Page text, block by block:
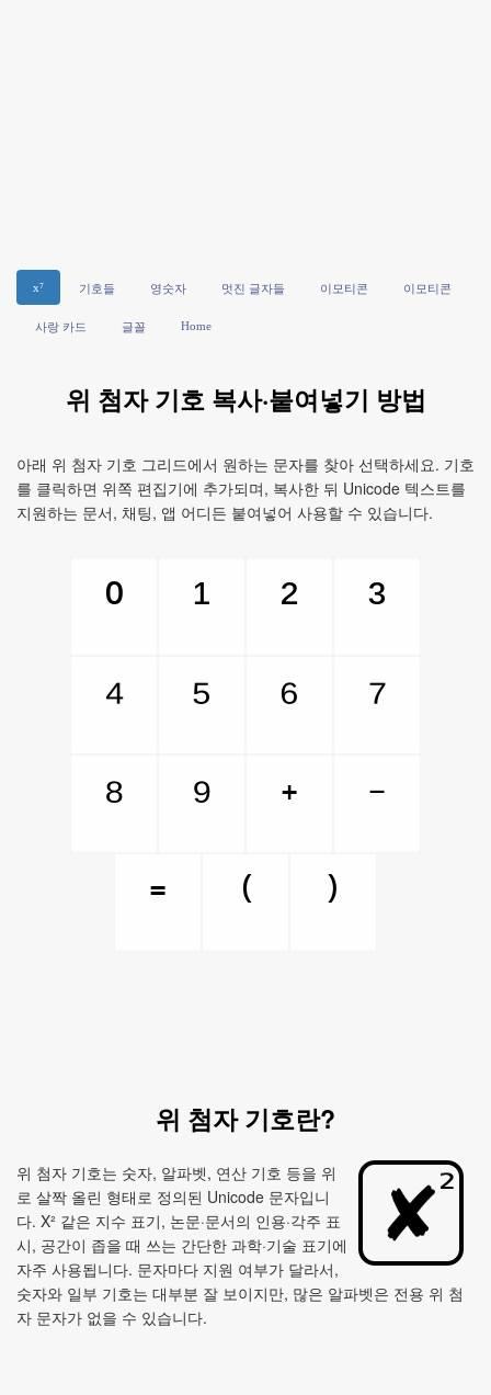
x⁷ 기호들 영숫자 멋진 글자들 이모티콘 이모티콘
사랑 카드 글꼴 Home
위 첨자 기호 복사·붙여넣기 방법
아래 위 첨자 기호 그리드에서 원하는 문자를 찾아 선택하세요. 기호
를 클릭하면 위쪽 편집기에 추가되며, 복사한 뒤 Unicode 텍스트를
지원하는 문서, 채팅, 앱 어디든 붙여넣어 사용할 수 있습니다.
⁰ ¹ ²
³
⁴
⁵ ⁶
⁷
⁸
⁹ ⁺
⁻
⁼
⁽ ⁾
위 첨자 기호란?
위 첨자 기호는 숫자, 알파벳, 연산 기호 등을 위
로 살짝 올린 형태로 정의된 Unicode 문자입니
다. X² 같은 지수 표기, 논문·문서의 인용·각주 표
시, 공간이 좁을 때 쓰는 간단한 과학·기술 표기에
자주 사용됩니다. 문자마다 지원 여부가 달라서,
숫자와 일부 기호는 대부분 잘 보이지만, 많은 알파벳은 전용 위 첨
자 문자가 없을 수 있습니다.